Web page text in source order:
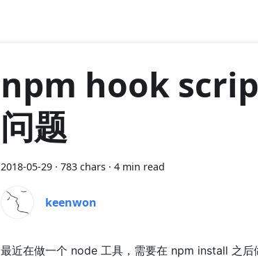
npm hook
问题
2018-05-29 · 783 chars · 4 min read
keenwon
最近在做一个 node 工具，需要在 npm install 之后